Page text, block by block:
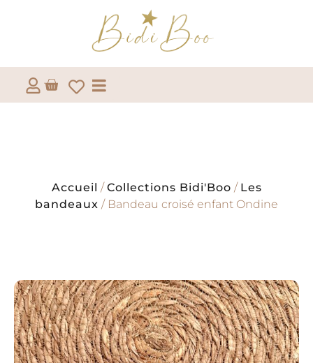
Accueil /Collections Bidi'Boo / Les
bandeaux / Bandeau croisé enfant Ondine